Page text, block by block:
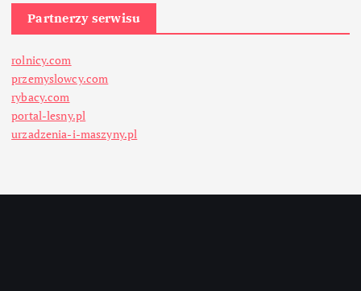
Partnerzy serwisu
rolnicy.com
przemyslowcy.com
rybacy.com
portal-lesny.pl
urzadzenia-i-maszyny.pl